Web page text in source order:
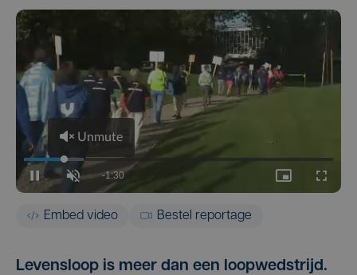
Embed video Bestel reportage
Levensloop is meer dan een loopwedstrijd.